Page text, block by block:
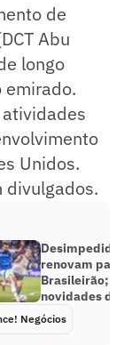
de
Abu
longo
emirado.
Unidos.
divulgados.
renovam
Brasileirão;
novidades do
Negócios